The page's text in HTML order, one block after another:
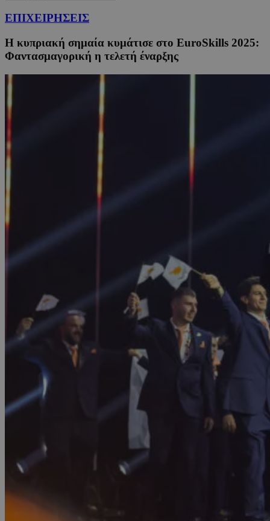
ΕΠΙΧΕΙΡΗΣΕΙΣ
Η κυπριακή σημαία κυμάτισε στο EuroSkills 2025:
Φαντασμαγορική η τελετή έναρξης